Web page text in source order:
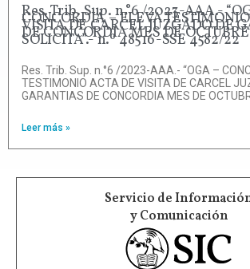
Res. Trib. Sup. n.°6 /2023-AAA.-
CONCORDIA – ELEVA
VISITA DE CARCEL JUZGADO DE
DE CONCORDIA MES DE
SOLICITA”.- n.º 48516-SSE 4582/22
Res. Trib. Sup. n.°6 /2023-AAA.- “OGA –
TESTIMONIO ACTA DE VISITA DE CARCEL
GARANTIAS DE CONCORDIA MES DE
Leer más »
Servicio de
y Comunicación